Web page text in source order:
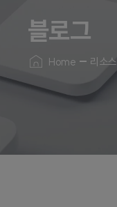
블로그
Home 리소스